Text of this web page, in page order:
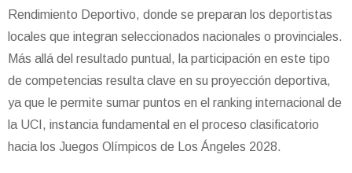
Rendimiento Deportivo, donde se preparan los deportistas
locales que integran seleccionados nacionales o provinciales.
Más allá del resultado puntual, la participación en este tipo
de competencias resulta clave en su proyección deportiva,
ya que le permite sumar puntos en el ranking internacional de
la UCI, instancia fundamental en el proceso clasificatorio
hacia los Juegos Olímpicos de Los Ángeles 2028.